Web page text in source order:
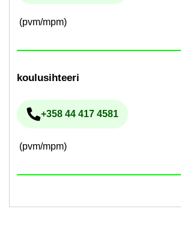
(pvm/mpm)
kou­lusih­tee­ri
Pu­he­lin­nu­me­ro
+358 44 417 4581
(pvm/mpm)